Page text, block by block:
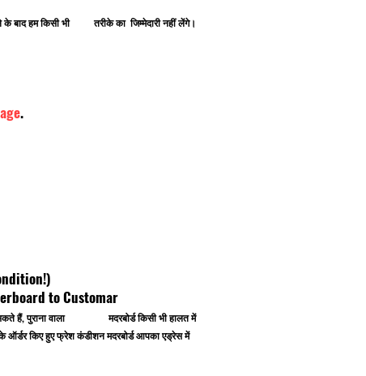
के बाद हम किसी भी तरीके का जिम्मेदारी नहीं लेंगे।
.
to Customar
कर सकते हैं, पुराना वाला मदरबोर्ड किसी भी हालत में
किए हुए फ्रेश कंडीशन मदरबोर्ड आपका एड्रेस में